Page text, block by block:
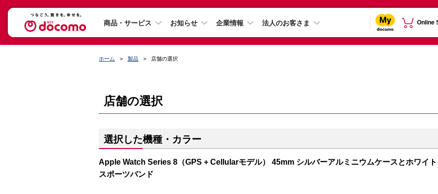
商品・サービス お知らせ 企業情報 法人のお客さま Online
ホーム 製品 店舗の選択
店舗の選択
選択した機種・カラー
Apple Watch Series 8（GPS + Cellularモデル） 45mm シルバーアルミニウムケースとホワイト
スポーツバンド